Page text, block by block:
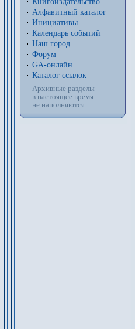
Алфавитный каталог
Инициативы
Календарь событий
Наш город
Форум
GA-онлайн
Каталог ссылок
Архивные разделы
в настоящее время
не наполняются